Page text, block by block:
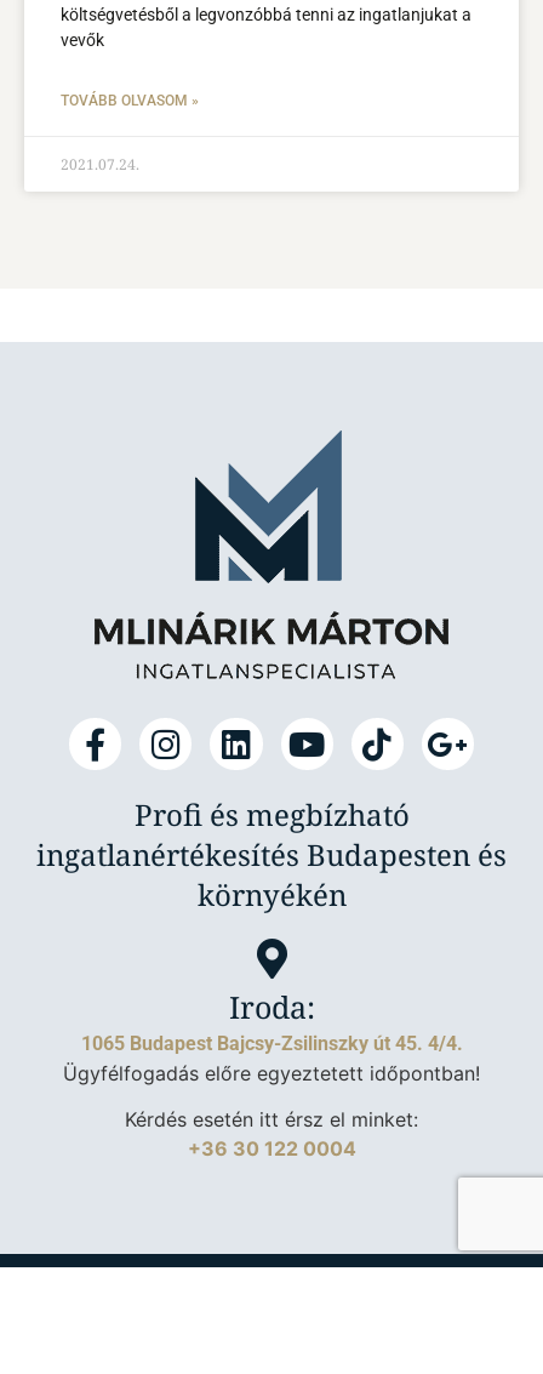
költségvetésből a legvonzóbbá tenni az ingatlanjukat a
vevők
TOVÁBB OLVASOM »
2021.07.24.
Profi és megbízható
ingatlanértékesítés Budapesten és
környékén
Iroda:
1065 Budapest Bajcsy-Zsilinszky út 45. 4/4.
Ügyfélfogadás előre egyeztetett időpontban!
Kérdés esetén itt érsz el minket:
+36 30 122 0004